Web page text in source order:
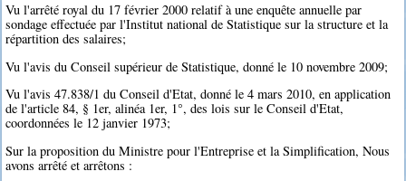
Vu l'arrêté royal du 17 février 2000 relatif à une enquête annuelle par
sondage effectuée par l'Institut national de Statistique sur la structure et la
répartition des salaires;
Vu l'avis du Conseil supérieur de Statistique, donné le 10 novembre 2009;
Vu l'avis 47.838/1 du Conseil d'Etat, donné le 4 mars 2010, en application
de l'article 84, § 1er, alinéa 1er, 1°, des lois sur le Conseil d'Etat,
coordonnées le 12 janvier 1973;
Sur la proposition du Ministre pour l'Entreprise et la Simplification, Nous
avons arrêté et arrêtons :